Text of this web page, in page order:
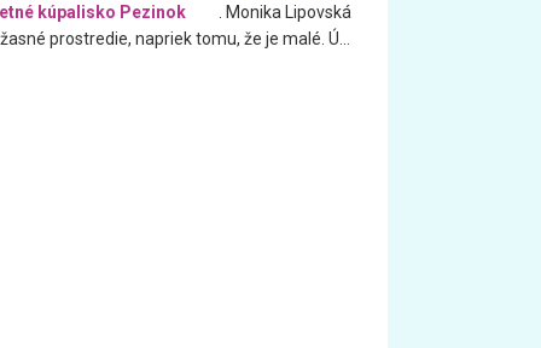
kúpalisko Pezinok
. Monika Lipovská